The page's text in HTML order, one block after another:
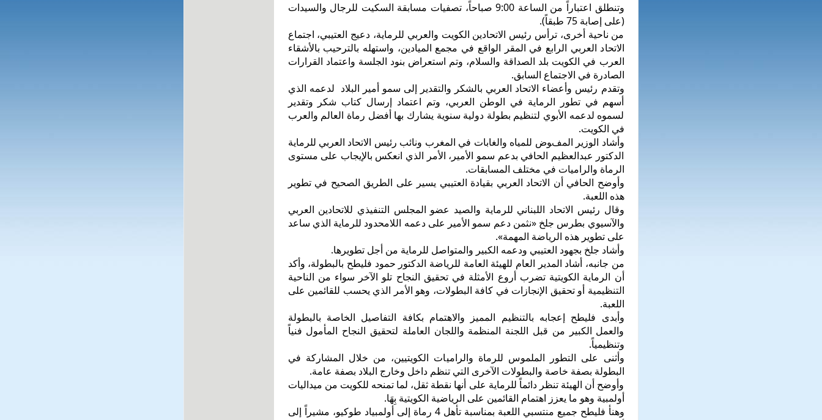
وتنطلق اعتباراً من الساعة 9:00 صباحاً، تصفيات مسابقة السكيت للرجال والسيدات
(على إصابة 75 طبقاً).
من ناحية أخرى، ترأس رئيس الاتحادين الكويت والعربي للرماية، دعيج العتيبي، اجتماع
الاتحاد العربي الرابع في المقر الواقع في مجمع الميادين، واستهله بالترحيب بالأشقاء
العرب في الكويت بلد الصداقة والسلام، وتم استعراض بنود الجلسة واعتماد القرارات
الصادرة في الاجتماع السابق.
وتقدم رئيس وأعضاء الاتحاد العربي بالشكر والتقدير إلى سمو أمير البلاد لدعمه الذي
أسهم في تطور الرماية في الوطن العربي، وتم اعتماد إرسال كتاب شكر وتقدير
لسموه لدعمه الأبوي لتنظيم بطولة دولية سنوية يشارك بها أفضل رماة العالم والعرب
في الكويت.
وأشاد الوزير المفوض للمياه والغابات في المغرب ونائب رئيس الاتحاد العربي للرماية
الدكتور عبدالعظيم الحافي بدعم سمو الأمير، الأمر الذي انعكس بالإيجاب على مستوى
الرماة والراميات في مختلف المسابقات.
وأوضح الحافي أن الاتحاد العربي بقيادة العتيبي يسير على الطريق الصحيح في تطوير
هذه اللعبة.
وقال رئيس الاتحاد اللبناني للرماية والصيد عضو المجلس التنفيذي للاتحادين العربي
والآسيوي بطرس جلخ «نثمن دعم سمو الأمير على دعمه اللامحدود للرماية الذي ساعد
على تطوير هذه الرياضة المهمة».
وأشاد جلخ بجهود العتيبي ودعمه الكبير والمتواصل للرماية من أجل تطويرها.
من جانبه، أشاد المدير العام للهيئة العامة للرياضة الدكتور حمود فليطح بالبطولة، وأكد
أن الرماية الكويتية تضرب أروع الأمثلة في تحقيق النجاح تلو الآخر سواء من الناحية
التنظيمية أو تحقيق الإنجازات في كافة البطولات، وهو الأمر الذي يحسب للقائمين على
اللعبة.
وأبدى فليطح إعجابه بالتنظيم المميز والاهتمام بكافة التفاصيل الخاصة بالبطولة
والعمل الكبير من قبل اللجنة المنظمة واللجان العاملة لتحقيق النجاح المأمول فنياً
وتنظيمياً.
وأثنى على التطور الملموس للرماة والراميات الكويتيين، من خلال المشاركة في
البطولة بصفة خاصة والبطولات الآخرى التي تنظم داخل وخارج البلاد بصفة عامة.
وأوضح أن الهيئة تنظر دائماً للرماية على أنها نقطة ثقل، لما تمنحه للكويت من ميداليات
أولمبية وهو ما يعزز اهتمام القائمين على الرياضية الكويتية بِهَا.
وهنأ فليطح جميع منتسبي اللعبة بمناسبة تأهل 4 رماة إلى أولمبياد طوكيو، مشيراً إلى